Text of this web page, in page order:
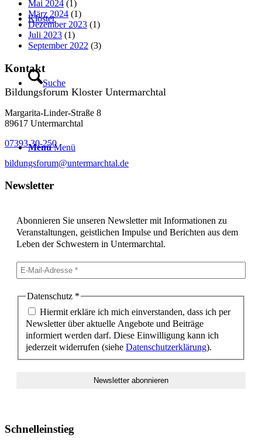
Kloster
Suche
Menü Menü
Mai 2024 (1)
März 2024 (1)
Dezember 2023 (1)
Juli 2023 (1)
September 2022 (3)
Kontakt
Bildungsforum Kloster Untermarchtal
Margarita-Linder-Straße 8
89617 Untermarchtal
07393 30-250
bildungsforum@untermarchtal.de
Newsletter
Abonnieren Sie unseren Newsletter mit Informationen zu
Veranstaltungen, geistlichen Impulse und Berichten aus dem
Leben der Schwestern in Untermarchtal.
Datenschutz *
Hiermit erkläre ich mich einverstanden, dass ich per
Newsletter über aktuelle Angebote und Beiträge
informiert werden darf. Diese Einwilligung kann ich
jederzeit widerrufen (siehe Datenschutzerklärung).
Schnelleinstieg